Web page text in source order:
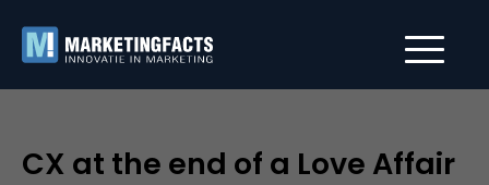
CX at the end of a Love Affair